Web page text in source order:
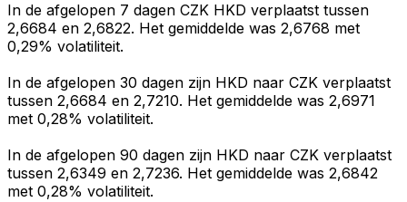
In de afgelopen 7 dagen CZK HKD verplaatst tussen
2,6684 en 2,6822. Het gemiddelde was 2,6768 met
0,29% volatiliteit.
In de afgelopen 30 dagen zijn HKD naar CZK verplaatst
tussen 2,6684 en 2,7210. Het gemiddelde was 2,6971
met 0,28% volatiliteit.
In de afgelopen 90 dagen zijn HKD naar CZK verplaatst
tussen 2,6349 en 2,7236. Het gemiddelde was 2,6842
met 0,28% volatiliteit.